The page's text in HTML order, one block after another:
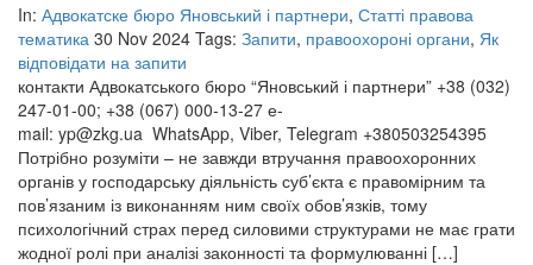
In: Адвокатске бюро Яновський і партнери, Статті правова
тематика 30 Nov 2024 Tags: Запити, правоохороні органи, Як
відповідати на запити
контакти Адвокатського бюро “Яновський і партнери” +38 (032)
247-01-00; +38 (067) 000-13-27 е-
mail: yp@zkg.ua WhatsApp, Viber, Telegram +380503254395
Потрібно розуміти – не завжди втручання правоохоронних
органів у господарську діяльність суб’єкта є правомірним та
пов’язаним із виконанням ним своїх обов’язків, тому
психологічний страх перед силовими структурами не має грати
жодної ролі при аналізі законності та формулюванні […]